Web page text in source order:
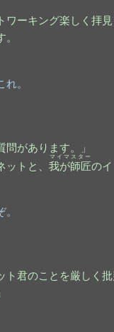
ワーキング楽しく拝
。
問があります。」
トと、 我が師匠
マイマスター
の
ト君のことを厳しく